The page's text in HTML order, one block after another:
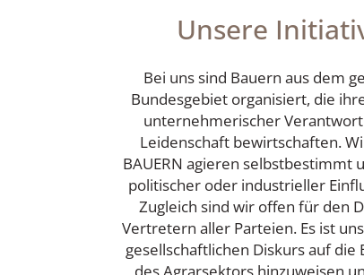
Unsere
Bei uns sind Bauern aus dem
Bundesgebiet organisiert, die
unternehmerischer
Leidenschaft bewirtschaften.
BAUERN agieren selbstbestimmt
politischer oder industrieller
Zugleich sind wir offen für den
Vertretern aller Parteien. Es ist
gesellschaftlichen Diskurs auf die
des Agrarsektors hinzuweisen